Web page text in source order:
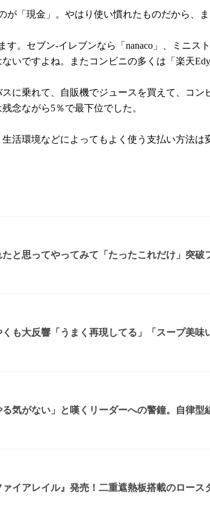
が「現金」。やはり使い慣れたものだから、
す。セブン-イレブンなら「nanaco」、ミニ
いですよね。またコンビニの多くは「楽天
に乗れて、自販機でジュースを買えて、コ
念ながら5％で最下位でした。
活環境などによってもよく使う支払い方法
と思ってやってみて「たったこれだけ」突破
も大反響「うまく再現してる」「スープ美味
る気がない」と嘆くリーダーへの警鐘。自律型
イアレイル』発売！二重遮熱板搭載のロース